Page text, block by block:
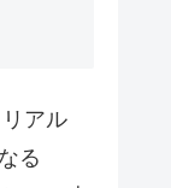
アル
る